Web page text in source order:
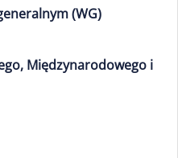
(WG)
Międzynarodowego i